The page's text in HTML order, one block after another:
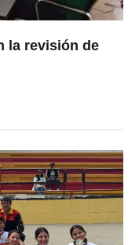
la revisión de